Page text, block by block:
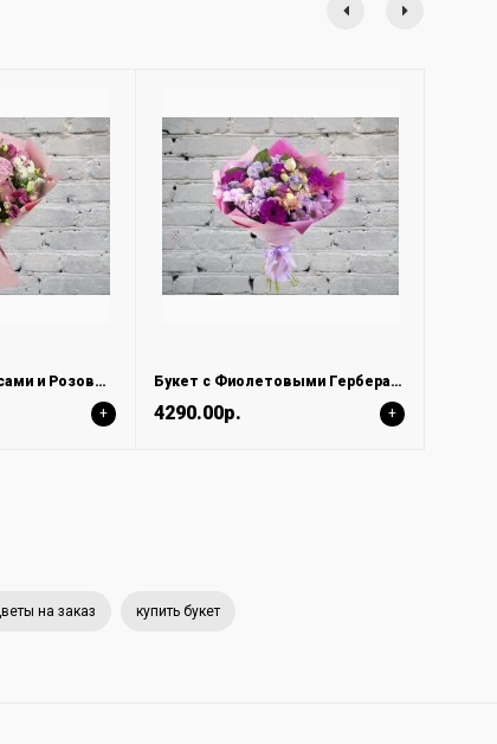
Букет с Лизиантусами и Розовыми Розами в Матовой Упаковке
+
Букет с Фиолетовыми Герберами
4290.00р. +
на заказ купить букет